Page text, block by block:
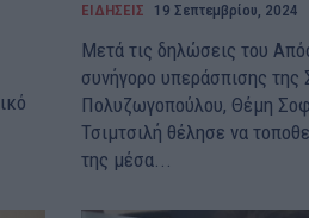
ΕΙΔΗΣΕΙΣ 19 Σεπτεμβρίου, 2024
Μετά τις δηλώσεις του
συνήγορο υπεράσπισης της
Πολυζωγοπούλου, Θέμη
Τσιμτσιλή θέλησε να
της μέσα...